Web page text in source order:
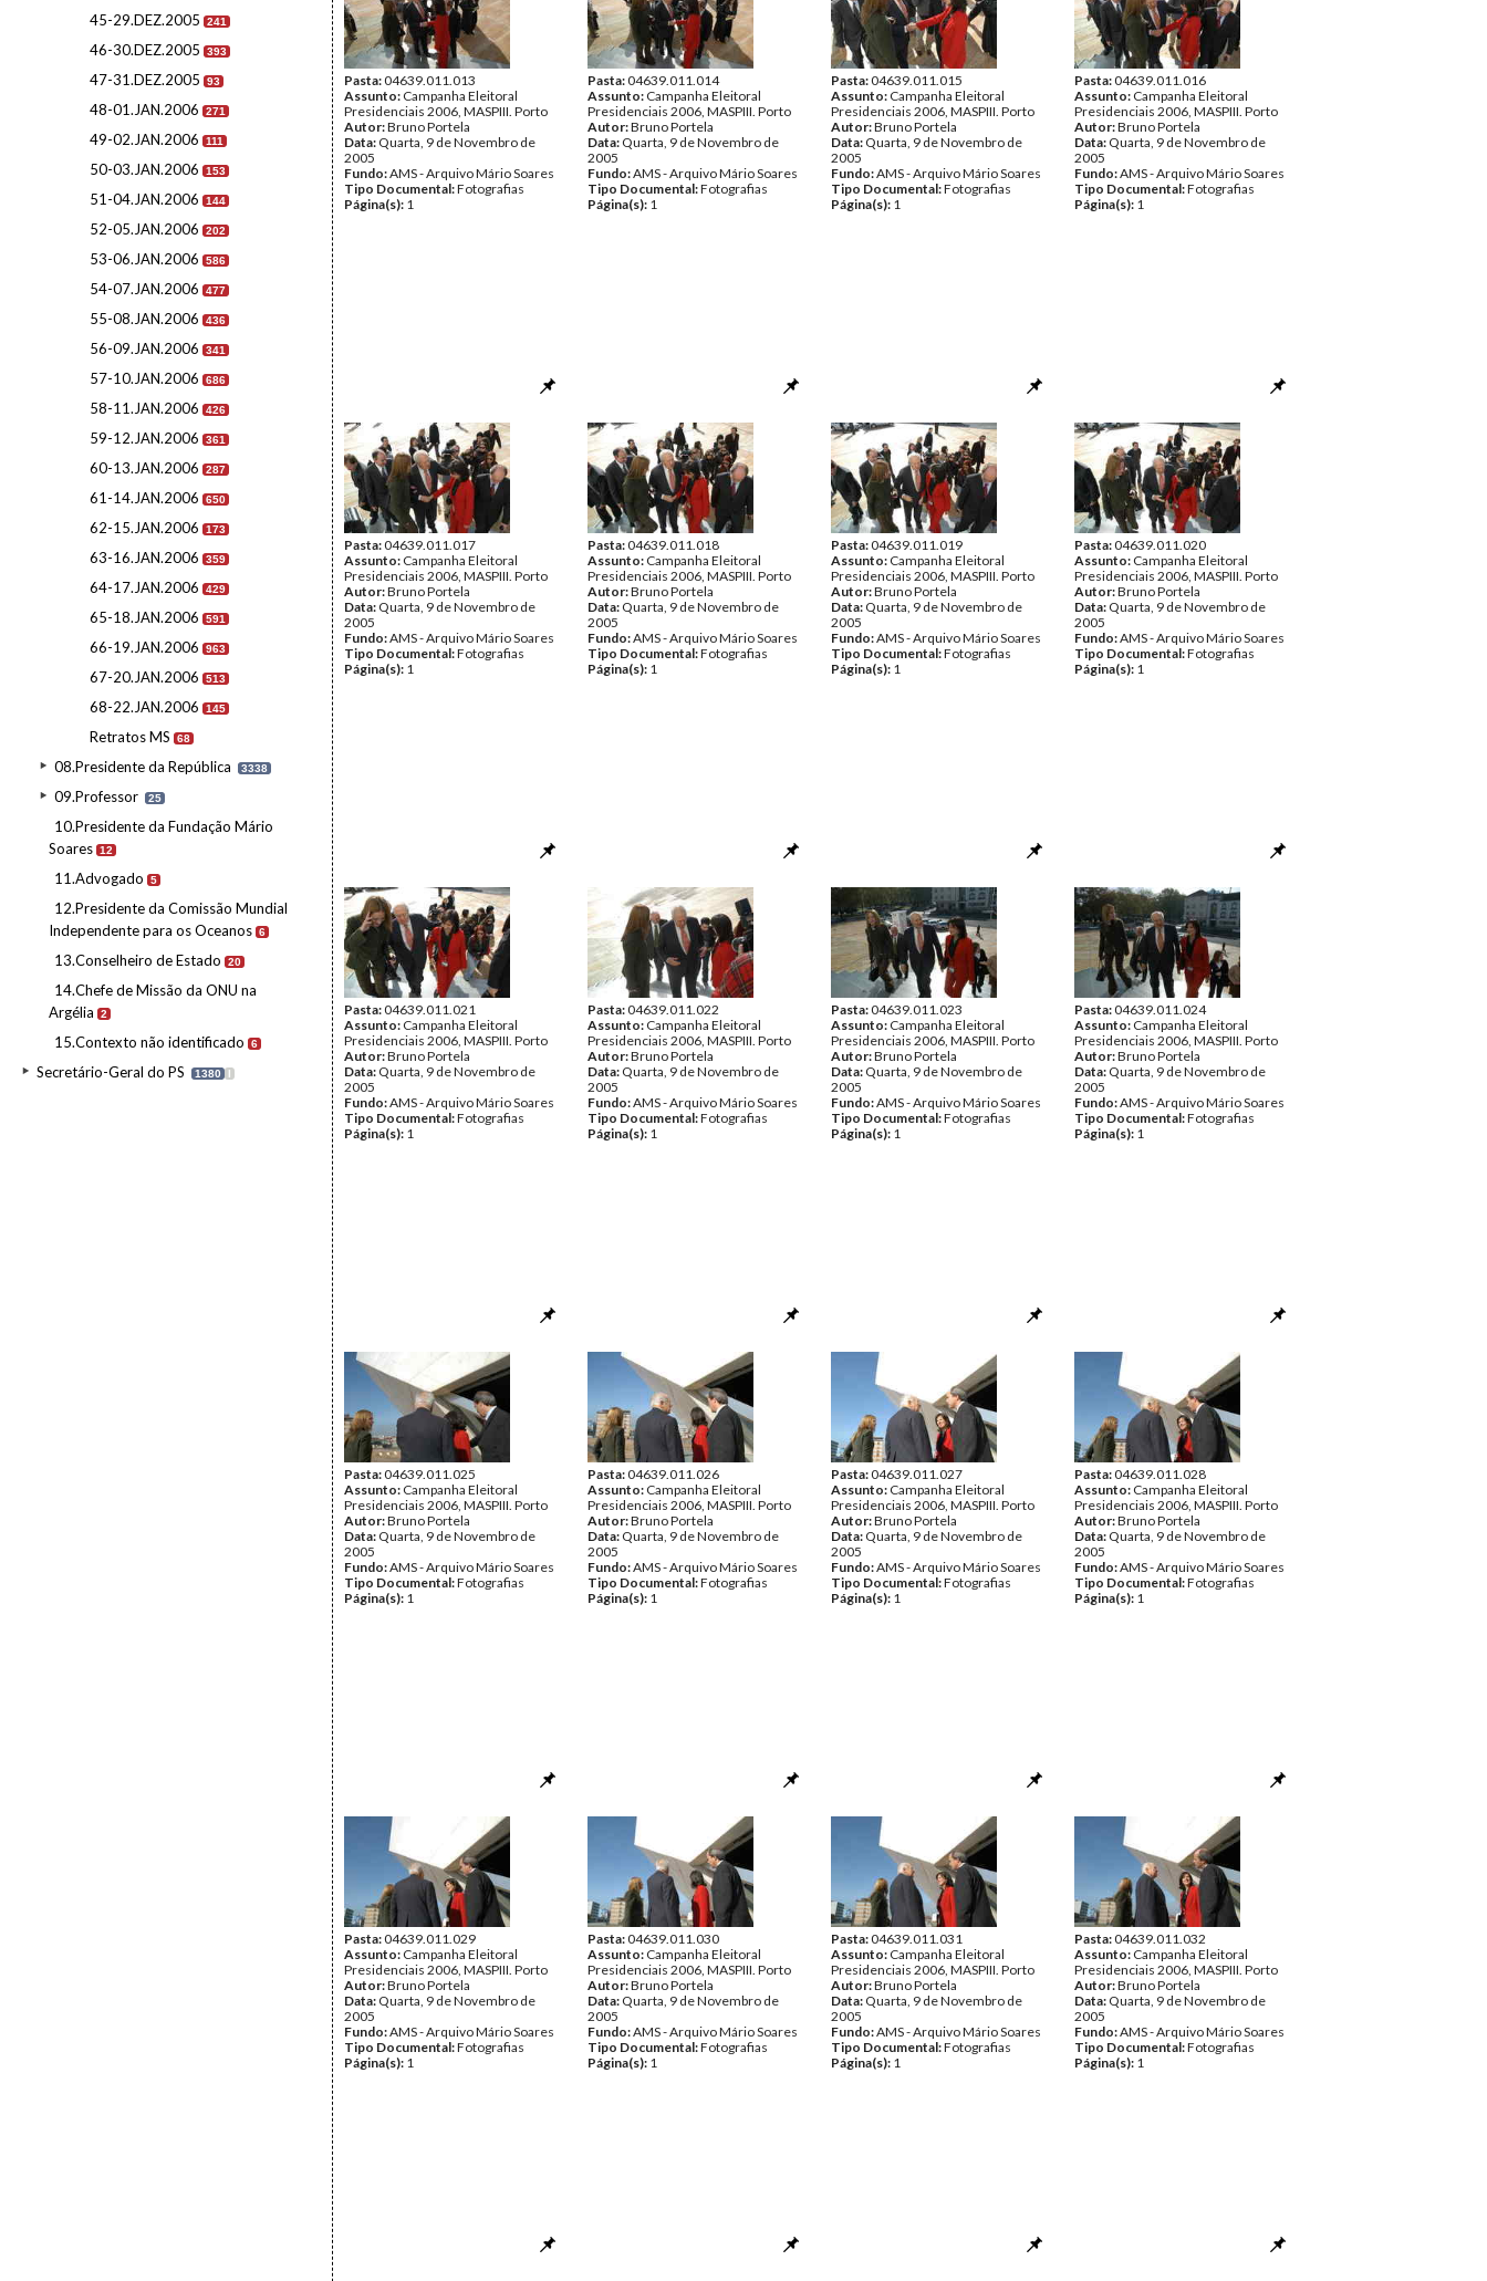
45-29.DEZ.2005 241
46-30.DEZ.2005 393
47-31.DEZ.2005 93
48-01.JAN.2006 271
49-02.JAN.2006 111
50-03.JAN.2006 153
51-04.JAN.2006 144
52-05.JAN.2006 202
53-06.JAN.2006 586
54-07.JAN.2006 477
55-08.JAN.2006 436
56-09.JAN.2006 341
57-10.JAN.2006 686
58-11.JAN.2006 426
59-12.JAN.2006 361
60-13.JAN.2006 287
61-14.JAN.2006 650
62-15.JAN.2006 173
63-16.JAN.2006 359
64-17.JAN.2006 429
65-18.JAN.2006 591
66-19.JAN.2006 963
67-20.JAN.2006 513
68-22.JAN.2006 145
Retratos MS 68
08.Presidente da República 3338
09.Professor 25
10.Presidente da Fundação Mário
Soares 12
11.Advogado 5
12.Presidente da Comissão Mundial
Independente para os Oceanos 6
13.Conselheiro de Estado 20
14.Chefe de Missão da ONU na
Argélia
2
15.Contexto não identificado 6
Secretário-Geral do PS 1380 I
Pasta:04639.011.013
Assunto: Campanha Eleitoral
Presidenciais 2006, MASPIII. Porto
Autor:Bruno Portela
Data: Quarta, 9 de Novembro de
2005
Fundo:AMS - Arquivo Mário Soares
Tipo Documental:Fotografias
Página(s): 1
Pasta:04639.011.014
Assunto: Campanha Eleitoral
Presidenciais 2006, MASPIII. Porto
Autor:Bruno Portela
Data: Quarta, 9 de Novembro de
2005
Fundo:AMS - Arquivo Mário Soares
Tipo Documental:Fotografias
Página(s): 1
Pasta:04639.011.015
Assunto: Campanha Eleitoral
Presidenciais 2006, MASPIII. Porto
Autor:Bruno Portela
Data: Quarta, 9 de Novembro de
2005
Fundo:AMS - Arquivo Mário Soares
Tipo Documental:Fotografias
Página(s): 1
Pasta:04639.011.016
Assunto: Campanha Eleitoral
Presidenciais 2006, MASPIII. Porto
Autor:Bruno Portela
Data: Quarta, 9 de Novembro de
2005
Fundo:AMS - Arquivo Mário Soares
Tipo Documental:Fotografias
Página(s): 1
Pasta:04639.011.017
Assunto: Campanha Eleitoral
Presidenciais 2006, MASPIII. Porto
Autor:Bruno Portela
Data: Quarta, 9 de Novembro de
2005
Fundo:AMS - Arquivo Mário Soares
Tipo Documental:Fotografias
Página(s): 1
Pasta:04639.011.018
Assunto: Campanha Eleitoral
Presidenciais 2006, MASPIII. Porto
Autor:Bruno Portela
Data: Quarta, 9 de Novembro de
2005
Fundo:AMS - Arquivo Mário Soares
Tipo Documental:Fotografias
Página(s): 1
Pasta:04639.011.019
Assunto: Campanha Eleitoral
Presidenciais 2006, MASPIII. Porto
Autor:Bruno Portela
Data: Quarta, 9 de Novembro de
2005
Fundo:AMS - Arquivo Mário Soares
Tipo Documental:Fotografias
Página(s): 1
Pasta:04639.011.020
Assunto: Campanha Eleitoral
Presidenciais 2006, MASPIII. Porto
Autor:Bruno Portela
Data: Quarta, 9 de Novembro de
2005
Fundo:AMS - Arquivo Mário Soares
Tipo Documental:Fotografias
Página(s): 1
Pasta:04639.011.021
Assunto: Campanha Eleitoral
Presidenciais 2006, MASPIII. Porto
Autor:Bruno Portela
Data: Quarta, 9 de Novembro de
2005
Fundo:AMS - Arquivo Mário Soares
Tipo Documental:Fotografias
Página(s): 1
Pasta:04639.011.022
Assunto: Campanha Eleitoral
Presidenciais 2006, MASPIII. Porto
Autor:Bruno Portela
Data: Quarta, 9 de Novembro de
2005
Fundo:AMS - Arquivo Mário Soares
Tipo Documental:Fotografias
Página(s): 1
Pasta:04639.011.023
Assunto: Campanha Eleitoral
Presidenciais 2006, MASPIII. Porto
Autor:Bruno Portela
Data: Quarta, 9 de Novembro de
2005
Fundo:AMS - Arquivo Mário Soares
Tipo Documental:Fotografias
Página(s): 1
Pasta:04639.011.024
Assunto: Campanha Eleitoral
Presidenciais 2006, MASPIII. Porto
Autor:Bruno Portela
Data: Quarta, 9 de Novembro de
2005
Fundo:AMS - Arquivo Mário Soares
Tipo Documental:Fotografias
Página(s): 1
Pasta:04639.011.025
Assunto: Campanha Eleitoral
Presidenciais 2006, MASPIII. Porto
Autor:Bruno Portela
Data: Quarta, 9 de Novembro de
2005
Fundo:AMS - Arquivo Mário Soares
Tipo Documental:Fotografias
Página(s): 1
Pasta:04639.011.026
Assunto: Campanha Eleitoral
Presidenciais 2006, MASPIII. Porto
Autor:Bruno Portela
Data: Quarta, 9 de Novembro de
2005
Fundo:AMS - Arquivo Mário Soares
Tipo Documental:Fotografias
Página(s): 1
Pasta:04639.011.027
Assunto: Campanha Eleitoral
Presidenciais 2006, MASPIII. Porto
Autor:Bruno Portela
Data: Quarta, 9 de Novembro de
2005
Fundo:AMS - Arquivo Mário Soares
Tipo Documental:Fotografias
Página(s): 1
Pasta:04639.011.028
Assunto: Campanha Eleitoral
Presidenciais 2006, MASPIII. Porto
Autor:Bruno Portela
Data: Quarta, 9 de Novembro de
2005
Fundo:AMS - Arquivo Mário Soares
Tipo Documental:Fotografias
Página(s): 1
Pasta:04639.011.029
Assunto: Campanha Eleitoral
Presidenciais 2006, MASPIII. Porto
Autor:Bruno Portela
Data: Quarta, 9 de Novembro de
2005
Fundo:AMS - Arquivo Mário Soares
Tipo Documental:Fotografias
Página(s): 1
Pasta:04639.011.030
Assunto: Campanha Eleitoral
Presidenciais 2006, MASPIII. Porto
Autor:Bruno Portela
Data: Quarta, 9 de Novembro de
2005
Fundo:AMS - Arquivo Mário Soares
Tipo Documental:Fotografias
Página(s): 1
Pasta:04639.011.031
Assunto: Campanha Eleitoral
Presidenciais 2006, MASPIII. Porto
Autor:Bruno Portela
Data: Quarta, 9 de Novembro de
2005
Fundo:AMS - Arquivo Mário Soares
Tipo Documental:Fotografias
Página(s): 1
Pasta:04639.011.032
Assunto: Campanha Eleitoral
Presidenciais 2006, MASPIII. Porto
Autor:Bruno Portela
Data: Quarta, 9 de Novembro de
2005
Fundo:AMS - Arquivo Mário Soares
Tipo Documental:Fotografias
Página(s): 1